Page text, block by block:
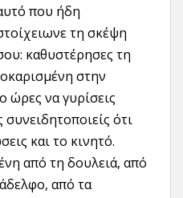
που ήδη
τη σκέψη
καθυστέρησες τη
στην
ώρες να γυρίσεις
συνειδητοποιείς ότι
και το κινητό.
από τη δουλειά, από
από τα